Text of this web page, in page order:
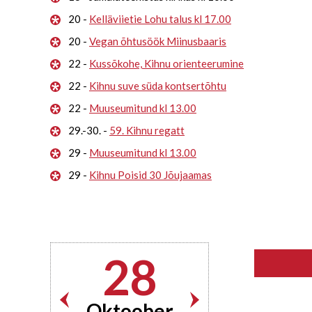
20 - Kelläviietie Lohu talus kl 17.00
20 - Vegan õhtusöök Miinusbaaris
22 - Kussõkohe, Kihnu orienteerumine
22 - Kihnu suve süda kontsertõhtu
22 - Muuseumitund kl 13.00
29.-30. - 59. Kihnu regatt
29 - Muuseumitund kl 13.00
29 - Kihnu Poisid 30 Jõujaamas
28